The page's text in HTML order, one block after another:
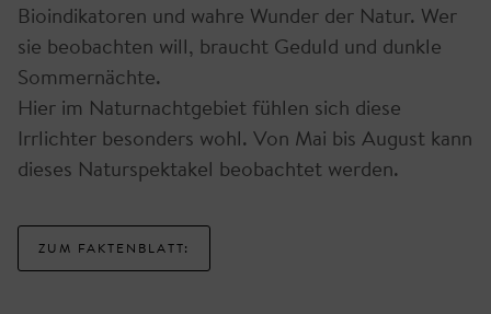
Bioindikatoren und wahre Wunder der Natur. Wer
sie beobachten will, braucht Geduld und dunkle
Sommernächte.
Hier im Naturnachtgebiet fühlen sich diese
Irrlichter besonders wohl. Von Mai bis August kann
dieses Naturspektakel beobachtet werden.
ZUM FAKTENBLATT: